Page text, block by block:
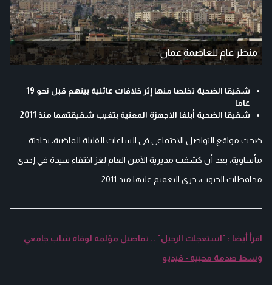
منظر عام للعاصمة عمان
شقيقا الضحية تخلصا منها إثر خلافات عائلية بينهم قبل نحو 19
عاما
شقيقا الضحية أبلغا الاجهزة المعنية بتغيب شقيقتهما منذ 2011
ضجت مواقع التواصل الاجتماعي في الساعات القليلة الماضية، بحادثة
مأساوية، بعد أن كشفت مديرية الأمن العام لغز اختفاء سيدة في إحدى
محافظات الجنوب، جرى التعميم عليها منذ 2011.
اقرأ أيضا : "استعجلت الرحيل" .. تفاصيل مؤلمة لوفاة شاب جامعي
وسط صدمة محبيه - فيديو